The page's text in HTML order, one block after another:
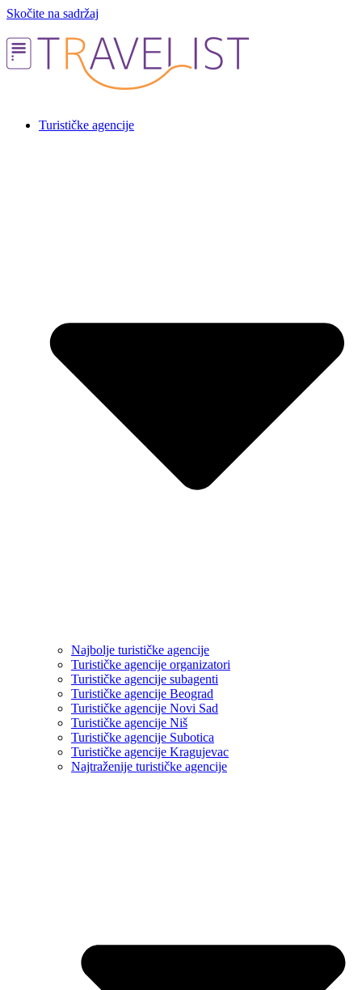
Skočite na sadržaj
Turističke agencije
Najbolje turističke agencije
Turističke agencije organizatori
Turističke agencije subagenti
Turističke agencije Beograd
Turističke agencije Novi Sad
Turističke agencije Niš
Turističke agencije Subotica
Turističke agencije Kragujevac
Najtraženije turističke agencije